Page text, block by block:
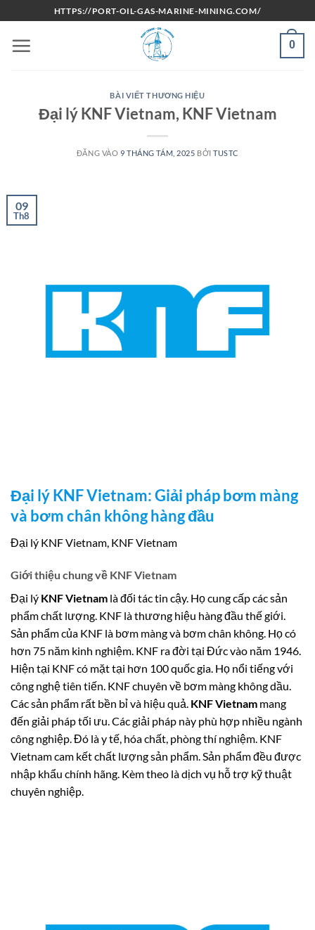
qua
nội
HTTPS://PORT-OIL-GAS-MARINE-MINING.COM/
0
BÀI VIẾT THƯƠNG HIỆU
Đại lý KNF Vietnam, KNF Vietnam
ĐĂNG VÀO 9 THÁNG TÁM, 2025 BỞITUSTC
09
Th8
Đại lý KNF Vietnam: Giải pháp bơm màng
và bơm chân không hàng đầu
Đại lý KNF Vietnam, KNF Vietnam
Giới thiệu chung về KNF Vietnam
Đại lý KNF Vietnam là đối tác tin cậy. Họ cung cấp các sản
phẩm chất lượng. KNF là thương hiệu hàng đầu thế giới.
Sản phẩm của KNF là bơm màng và bơm chân không. Họ có
hơn 75 năm kinh nghiệm. KNF ra đời tại Đức vào năm 1946.
Hiện tại KNF có mặt tại hơn 100 quốc gia. Họ nổi tiếng với
công nghệ tiên tiến. KNF chuyên về bơm màng không dầu.
Các sản phẩm rất bền bỉ và hiệu quả. KNF Vietnam mang
đến giải pháp tối ưu. Các giải pháp này phù hợp nhiều ngành
công nghiệp. Đó là y tế, hóa chất, phòng thí nghiệm. KNF
Vietnam cam kết chất lượng sản phẩm. Sản phẩm đều được
nhập khẩu chính hãng. Kèm theo là dịch vụ hỗ trợ kỹ thuật
chuyên nghiệp.